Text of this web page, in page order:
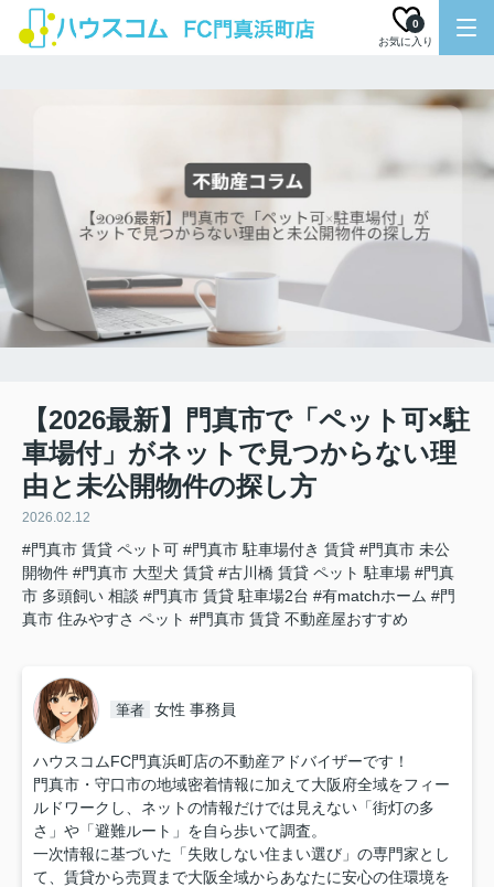
お気に入り
0
【2026最新】門真市で「ペット可×駐
車場付」がネットで見つからない理
由と未公開物件の探し方
2026.02.12
#門真市 賃貸 ペット可 #門真市 駐車場付き 賃貸 #門真市 未公
開物件 #門真市 大型犬 賃貸 #古川橋 賃貸 ペット 駐車場 #門真
市 多頭飼い 相談 #門真市 賃貸 駐車場2台 #有matchホーム #門
真市 住みやすさ ペット #門真市 賃貸 不動産屋おすすめ
筆者 女性 事務員
ハウスコムFC門真浜町店の不動産アドバイザーです！
門真市・守口市の地域密着情報に加えて大阪府全域をフィー
ルドワークし、ネットの情報だけでは見えない「街灯の多
さ」や「避難ルート」を自ら歩いて調査。
一次情報に基づいた「失敗しない住まい選び」の専門家とし
て、賃貸から売買まで大阪全域からあなたに安心の住環境を